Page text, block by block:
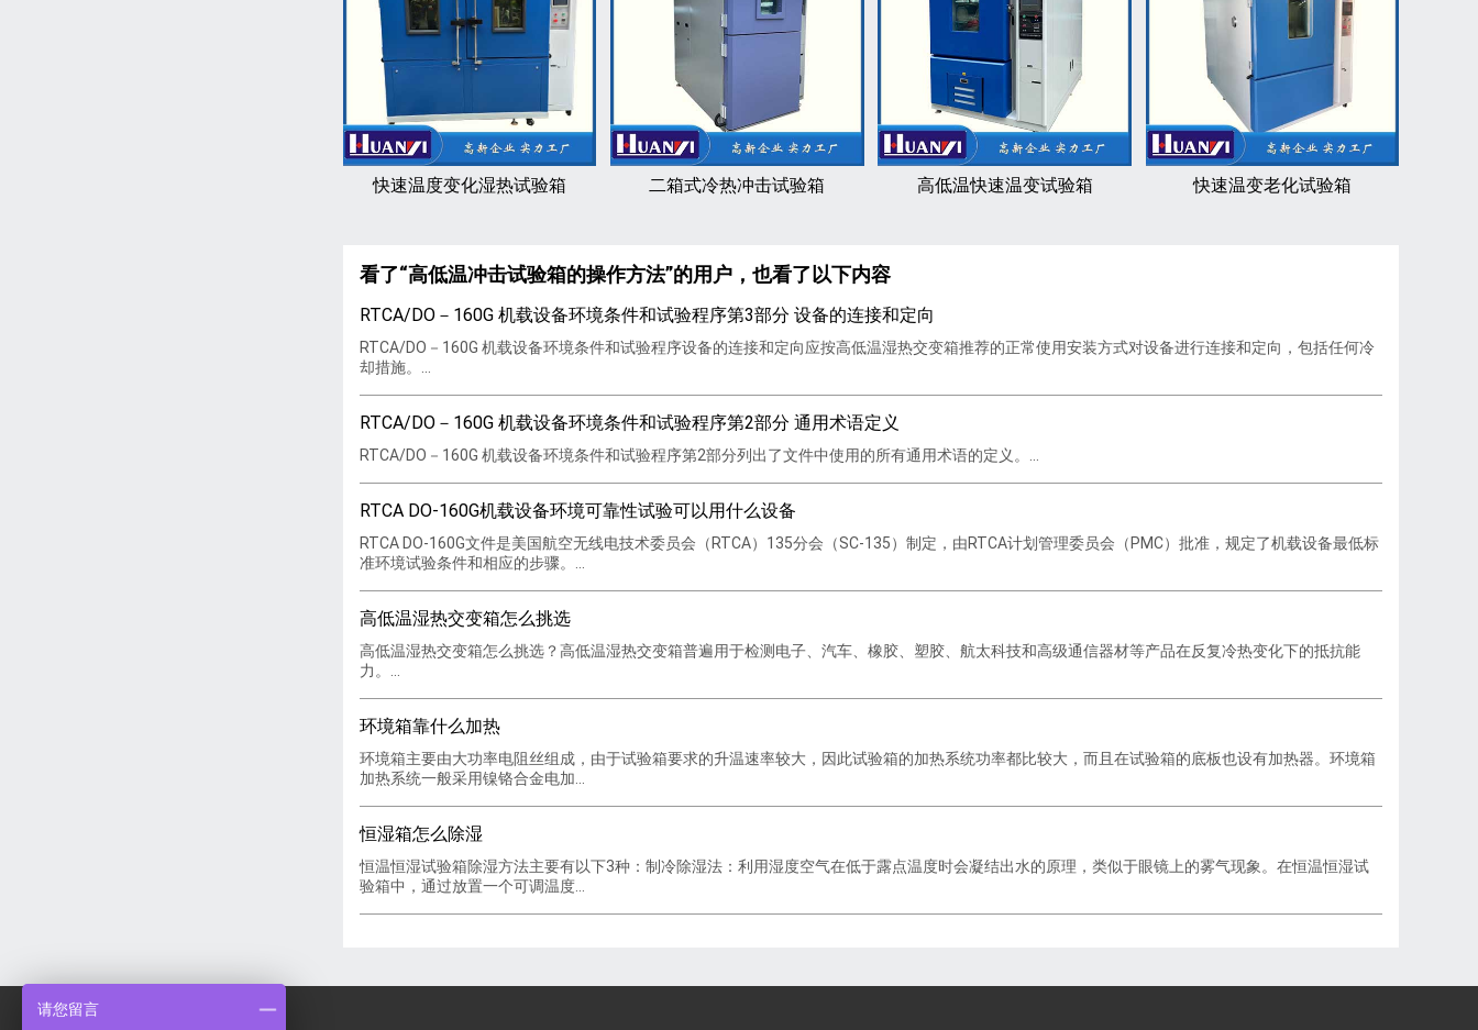
快速温度变化湿热试验箱 二箱式冷热冲击试验箱 高低温快速温变试验箱 快速温变老化试验箱
看了“高低温冲击试验箱的操作方法”的用户，也看了以下内容
RTCA/DO－160G 机载设备环境条件和试验程序第3部分 设备的连接和定向
RTCA/DO－160G 机载设备环境条件和试验程序设备的连接和定向应按高低温湿热交变箱推荐的正常使用安装方式对设备进行连接和定向，包括任何冷
却措施。...
RTCA/DO－160G 机载设备环境条件和试验程序第2部分 通用术语定义
RTCA/DO－160G 机载设备环境条件和试验程序第2部分列出了文件中使用的所有通用术语的定义。...
RTCA DO-160G机载设备环境可靠性试验可以用什么设备
RTCA DO-160G文件是美国航空无线电技术委员会（RTCA）135分会（SC-135）制定，由RTCA计划管理委员会（PMC）批准，规定了机载设备最低标
准环境试验条件和相应的步骤。...
高低温湿热交变箱怎么挑选
高低温湿热交变箱怎么挑选？​高低温湿热交变箱普遍用于检测电子、汽车、橡胶、塑胶、航太科技和高级通信器材等产品在反复冷热变化下的抵抗能
力。...
环境箱靠什么加热
环境箱主要由大功率电阻丝组成，由于试验箱要求的升温速率较大，因此试验箱的加热系统功率都比较大，而且在试验箱的底板也设有加热器。环境箱
加热系统一般采用镍铬合金电加...
恒湿箱怎么除湿
恒温恒湿试验箱除湿方法主要有以下3种：制冷除湿法：利用湿度空气在低于露点温度时会凝结出水的原理，类似于眼镜上的雾气现象。在恒温恒湿试
验箱中，通过放置一个可调温度...
请您留言